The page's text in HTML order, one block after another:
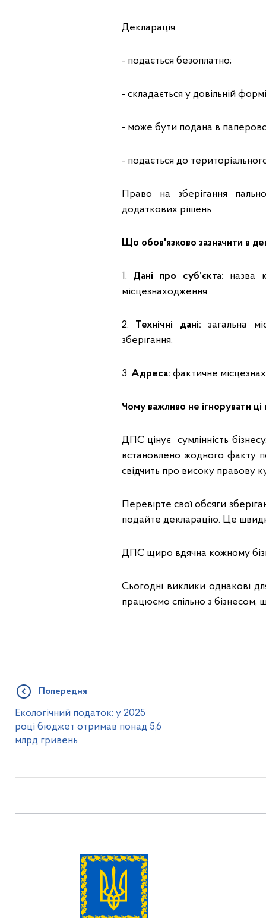
Декларація:
- подається безоплатно;
- складається у довільній
- може бути подана в
- подається до
Право на зберігання
додаткових рішень
Що обов'язково зазначити в
1. Дані про суб’єкта: назва
місцезнаходження.
2. Технічні дані: загальна
зберігання.
3. Адреса: фактичне
Чому важливо не ігнорувати ці
ДПС цінує сумлінність
встановлено жодного факту
свідчить про високу правову
Перевірте свої обсяги
подайте декларацію. Це
ДПС щиро вдячна кожному
Сьогодні виклики однакові
працюємо спільно з бізнесом,
Попередня
Екологічний податок: у 2025
році бюджет отримав понад 5,6
млрд гривень